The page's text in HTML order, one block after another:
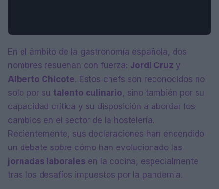
En el ámbito de la gastronomía española, dos
nombres resuenan con fuerza: Jordi Cruz y
Alberto Chicote. Estos chefs son reconocidos no
solo por su talento culinario, sino también por su
capacidad crítica y su disposición a abordar los
cambios en el sector de la hostelería.
Recientemente, sus declaraciones han encendido
un debate sobre cómo han evolucionado las
jornadas laborales en la cocina, especialmente
tras los desafíos impuestos por la pandemia.